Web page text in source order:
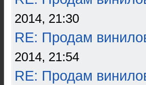
2014, 21:30
RE: Продам
2014, 21:54
RE: Продам